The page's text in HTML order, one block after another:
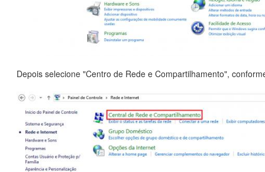
Depois selecione "Centro de Rede e Compartilhamento",